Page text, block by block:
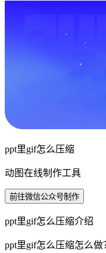
ppt里gif怎么压缩
动图在线制作工具
前往微信公众号制作
ppt里gif怎么压缩介绍
ppt里gif怎么压缩怎么